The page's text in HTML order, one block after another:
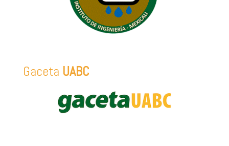
Gaceta UABC